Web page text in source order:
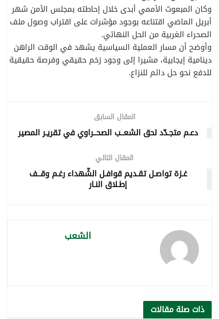
وكان المبعوث الأممي أبدى خلال إحاطته بمجلس الأمن شهر
أبريل الماضي اقتناعه بوجود مؤشرات على اقتراب وصول ملف
الصحراء الغربية من الحل النهائي.
وأوضح أن مسار العملية السياسية يشهد في الوقت الراهن
دينامية إيجابية، مشيرا إلى وجود زخم حقيقي وفرصة حقيقية
للدفع نحو حل دائم للنزاع.
المقال السابق
دعـم متجـدّد لحق الشعــب الصحــراوي في تقريـر المصير
المقال التالي
غـزة تواصـل تقـديم قوافـل الشّهداء رغـم وقــف
إطـلاق النـار
الشعب
ذات صلةمقالات